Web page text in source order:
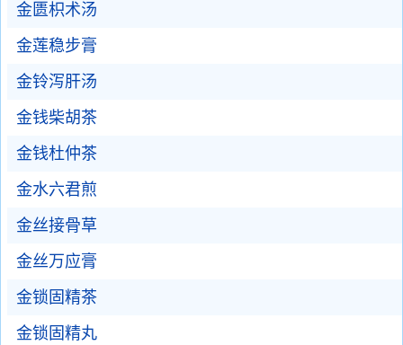
金匮枳术汤
金莲稳步膏
金铃泻肝汤
金钱柴胡茶
金钱杜仲茶
金水六君煎
金丝接骨草
金丝万应膏
金锁固精茶
金锁固精丸